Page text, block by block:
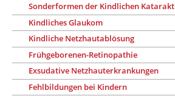
Sonderformen der Kindlichen Katarakt
Kindliches Glaukom
Kindliche Netzhautablösung
Frühgeborenen-Retinopathie
Exsudative Netzhauterkrankungen
Fehlbildungen bei Kindern